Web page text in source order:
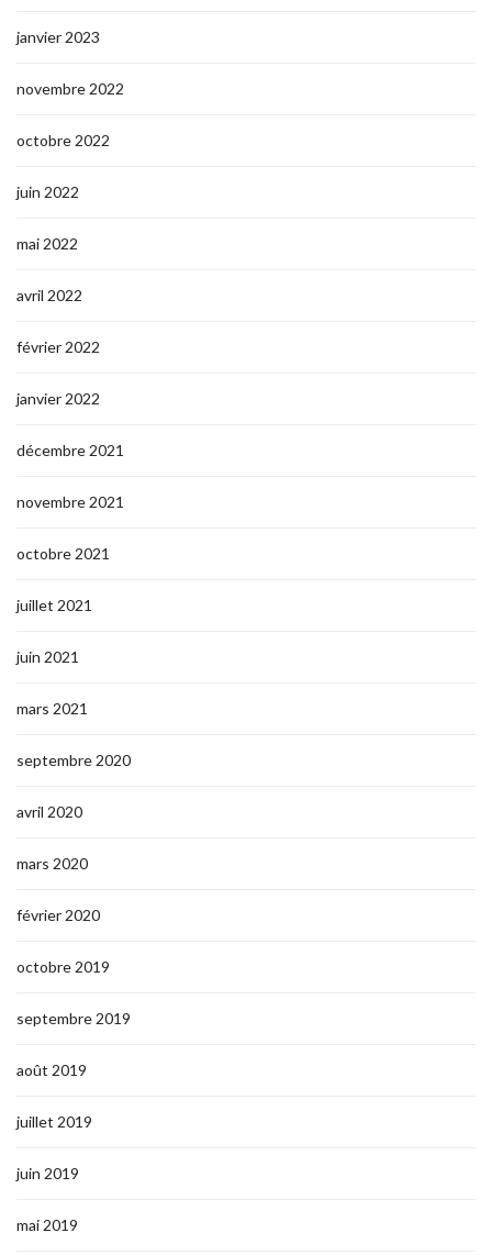
janvier 2023
novembre 2022
octobre 2022
juin 2022
mai 2022
avril 2022
février 2022
janvier 2022
décembre 2021
novembre 2021
octobre 2021
juillet 2021
juin 2021
mars 2021
septembre 2020
avril 2020
mars 2020
février 2020
octobre 2019
septembre 2019
août 2019
juillet 2019
juin 2019
mai 2019